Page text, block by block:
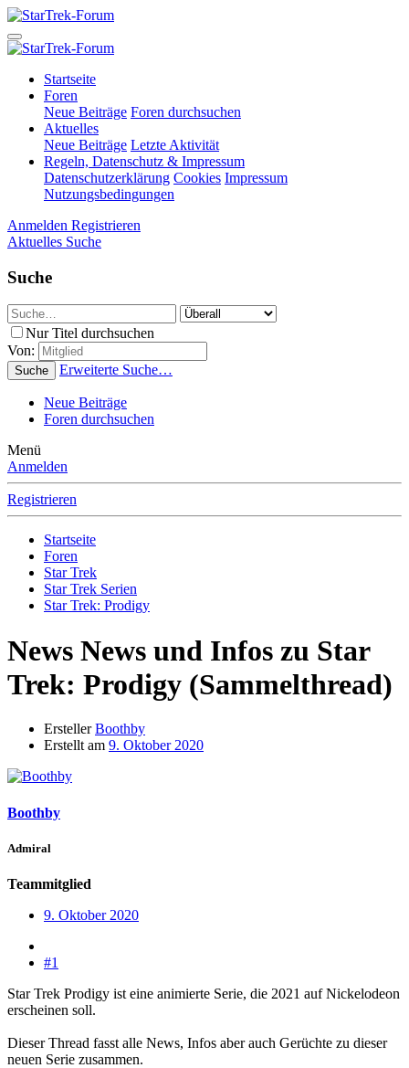
Startseite
Foren
Neue Beiträge Foren durchsuchen
Aktuelles
Neue Beiträge Letzte Aktivität
Regeln, Datenschutz & Impressum
Datenschutzerklärung Cookies Impressum
Nutzungsbedingungen
Anmelden Registrieren
Aktuelles Suche
Suche
Nur Titel durchsuchen
Von:
Suche Erweiterte Suche…
Neue Beiträge
Foren durchsuchen
Menü
Anmelden
Registrieren
Startseite
Foren
Star Trek
Star Trek Serien
Star Trek: Prodigy
News News und Infos zu Star
Trek: Prodigy (Sammelthread)
Ersteller Boothby
Erstellt am 9. Oktober 2020
Boothby
Admiral
Teammitglied
9. Oktober 2020
#1
Star Trek Prodigy ist eine animierte Serie, die 2021 auf Nickelodeon
erscheinen soll.
Dieser Thread fasst alle News, Infos aber auch Gerüchte zu dieser
neuen Serie zusammen.